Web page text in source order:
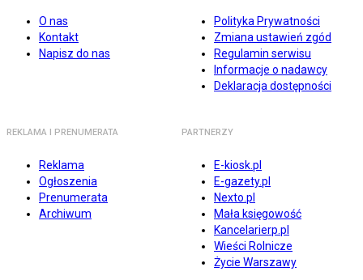
O nas
Kontakt
Napisz do nas
Polityka Prywatności
Zmiana ustawień zgód
Regulamin serwisu
Informacje o nadawcy
Deklaracja dostępności
REKLAMA I PRENUMERATA
Reklama
Ogłoszenia
Prenumerata
Archiwum
PARTNERZY
E-kiosk.pl
E-gazety.pl
Nexto.pl
Mała księgowość
Kancelarierp.pl
Wieści Rolnicze
Życie Warszawy